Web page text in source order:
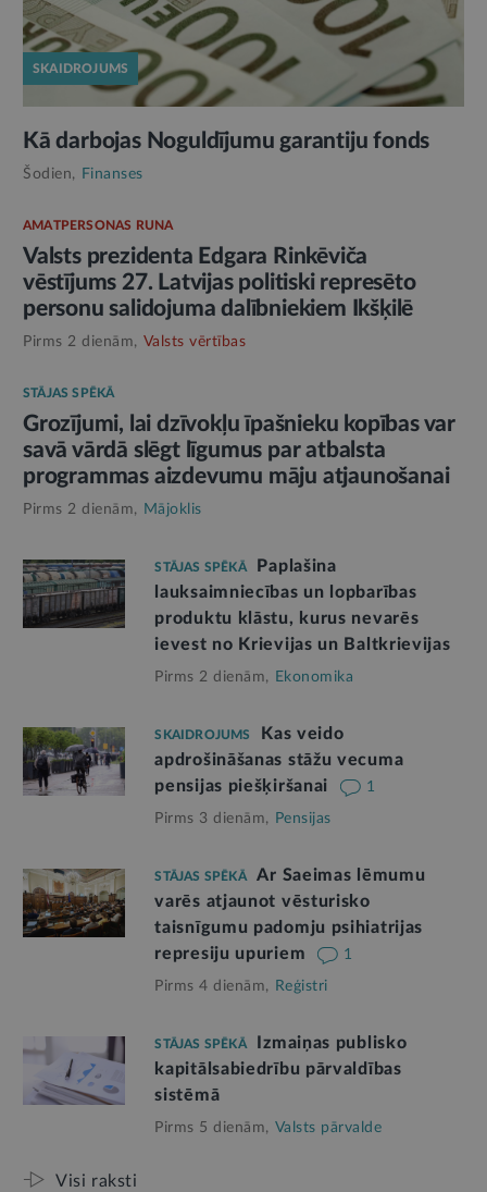
SKAIDROJUMS
Kā darbojas Noguldījumu garantiju fonds
Šodien, Finanses
AMATPERSONAS RUNA
Valsts prezidenta Edgara Rinkēviča
vēstījums 27. Latvijas politiski represēto
personu salidojuma dalībniekiem Ikšķilē
Pirms 2 dienām, Valsts vērtības
STĀJAS SPĒKĀ
Grozījumi, lai dzīvokļu īpašnieku kopības var
savā vārdā slēgt līgumus par atbalsta
programmas aizdevumu māju atjaunošanai
Pirms 2 dienām, Mājoklis
STĀJAS SPĒKĀ
Paplašina
lauksaimniecības un lopbarības
produktu klāstu, kurus nevarēs
ievest no Krievijas un Baltkrievijas
Pirms 2 dienām, Ekonomika
SKAIDROJUMS
Kas veido
apdrošināšanas stāžu vecuma
pensijas piešķiršanai
1
Pirms 3 dienām, Pensijas
STĀJAS SPĒKĀ
Ar Saeimas lēmumu
varēs atjaunot vēsturisko
taisnīgumu padomju psihiatrijas
represiju upuriem
1
Pirms 4 dienām, Reģistri
STĀJAS SPĒKĀ
Izmaiņas publisko
kapitālsabiedrību pārvaldības
sistēmā
Pirms 5 dienām, Valsts pārvalde
Visi raksti